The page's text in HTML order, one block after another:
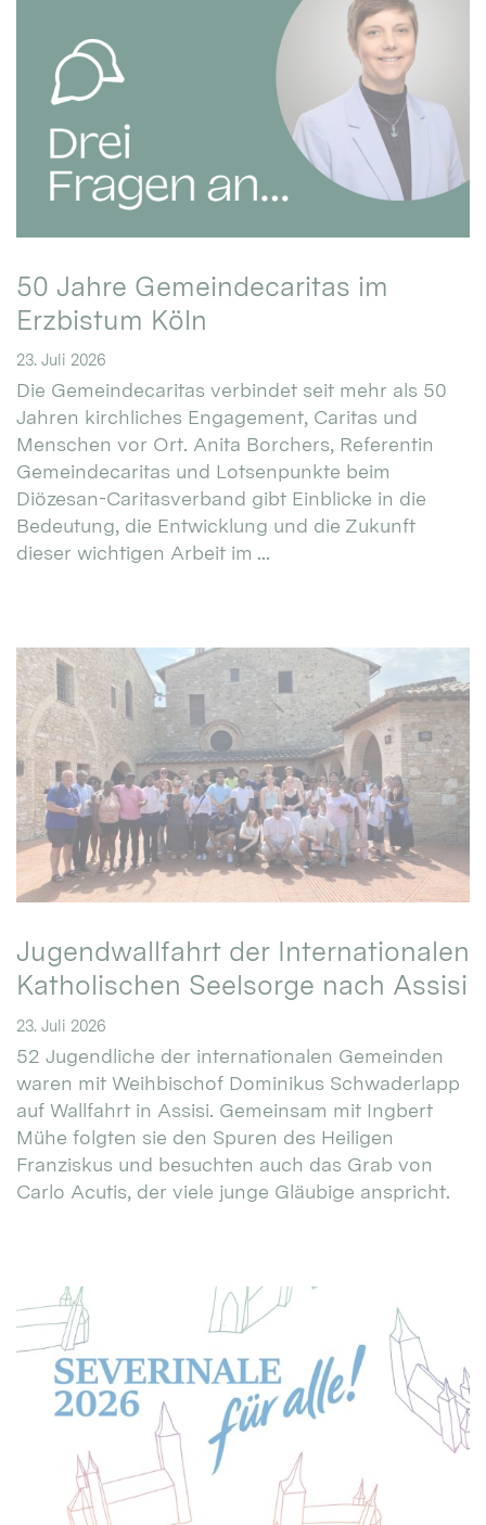
50 Jahre Gemeindecaritas im
Erzbistum Köln
23. Juli 2026
Die Gemeindecaritas verbindet seit mehr als 50
Jahren kirchliches Engagement, Caritas und
Menschen vor Ort. Anita Borchers, Referentin
Gemeindecaritas und Lotsenpunkte beim
Diözesan-Caritasverband gibt Einblicke in die
Bedeutung, die Entwicklung und die Zukunft
dieser wichtigen Arbeit im ...
Jugendwallfahrt der Internationalen
Katholischen Seelsorge nach Assisi
23. Juli 2026
52 Jugendliche der internationalen Gemeinden
waren mit Weihbischof Dominikus Schwaderlapp
auf Wallfahrt in Assisi. Gemeinsam mit Ingbert
Mühe folgten sie den Spuren des Heiligen
Franziskus und besuchten auch das Grab von
Carlo Acutis, der viele junge Gläubige anspricht.